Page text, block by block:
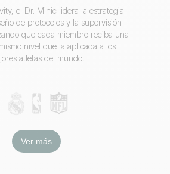
el Dr. Mihic lidera la estrategia
de protocolos y la supervisión
que cada miembro reciba una
nivel que la aplicada a los
atletas del mundo.
Ver más